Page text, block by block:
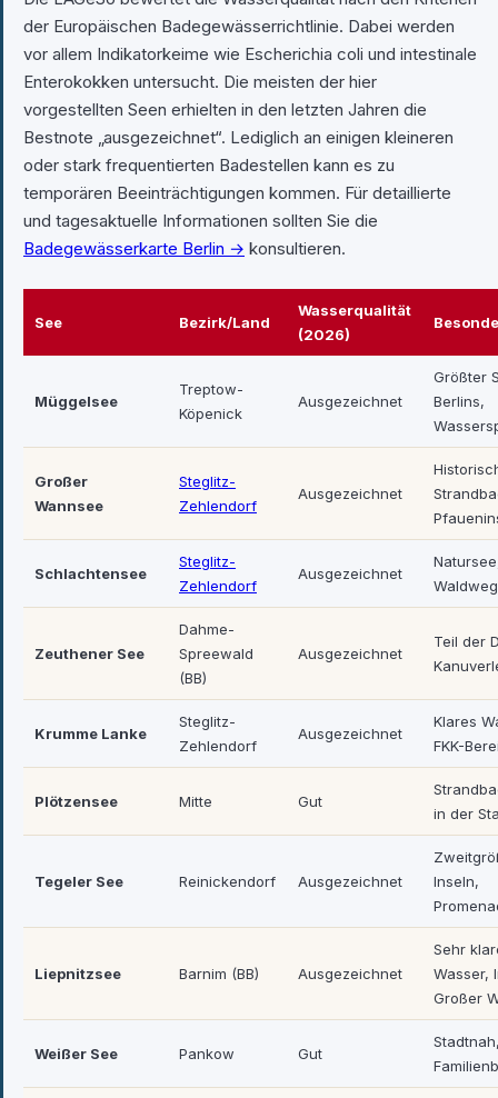
der Europäischen Badegewässerrichtlinie. Dabei werden
vor allem Indikatorkeime wie Escherichia coli und intestinale
Enterokokken untersucht. Die meisten der hier
vorgestellten Seen erhielten in den letzten Jahren die
Bestnote „ausgezeichnet“. Lediglich an einigen kleineren
oder stark frequentierten Badestellen kann es zu
temporären Beeinträchtigungen kommen. Für detaillierte
und tagesaktuelle Informationen sollten Sie die
Badegewässerkarte Berlin → konsultieren.
See Bezirk/Land
Wasserqualität
(2026)
Müggelsee
Treptow-
Köpenick
Ausgezeichnet
Größter
Berlins,
Großer
Wannsee
Steglitz-
Zehlendorf
Ausgezeichnet
Schlachtensee
Steglitz-
Zehlendorf
Ausgezeichnet
Zeuthener See
Dahme-
Spreewald
(BB)
Ausgezeichnet
Teil der
Krumme Lanke
Steglitz-
Zehlendorf
Ausgezeichnet
Klares
FKK-
Plötzensee Mitte Gut
in der
Tegeler See Reinickendorf Ausgezeichnet
Inseln,
Liepnitzsee Barnim (BB) Ausgezeichnet
Sehr
Wasser,
Großer
Weißer See Pankow Gut